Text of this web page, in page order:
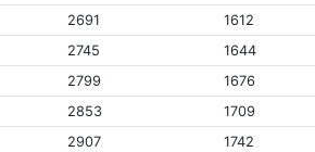
2691 1612
2745 1644
2799 1676
2853 1709
2907 1742